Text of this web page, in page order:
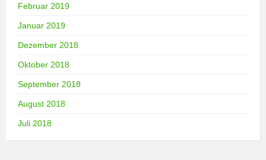
Februar 2019
Januar 2019
Dezember 2018
Oktober 2018
September 2018
August 2018
Juli 2018